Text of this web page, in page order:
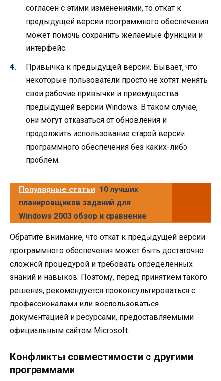
согласен с этими изменениями, то откат к
предыдущей версии программного обеспечения
может помочь сохранить желаемые функции и
интерфейс.
Привычка к предыдущей версии. Бывает, что
некоторые пользователи просто не хотят менять
свои рабочие привычки и приемущества
предыдущей версии Windows. В таком случае,
они могут отказаться от обновления и
продолжить использование старой версии
программного обеспечения без каких-либо
проблем.
Популярные статьи 10 лучших
планировщиков заданий для
Windows 2003 обзор и сравнение
Обратите внимание, что откат к предыдущей версии
программного обеспечения может быть достаточно
сложной процедурой и требовать определенных
знаний и навыков. Поэтому, перед принятием такого
решения, рекомендуется проконсультироваться с
профессионалами или воспользоваться
документацией и ресурсами, предоставляемыми
официальным сайтом Microsoft.
Конфликты совместимости с другими
программами